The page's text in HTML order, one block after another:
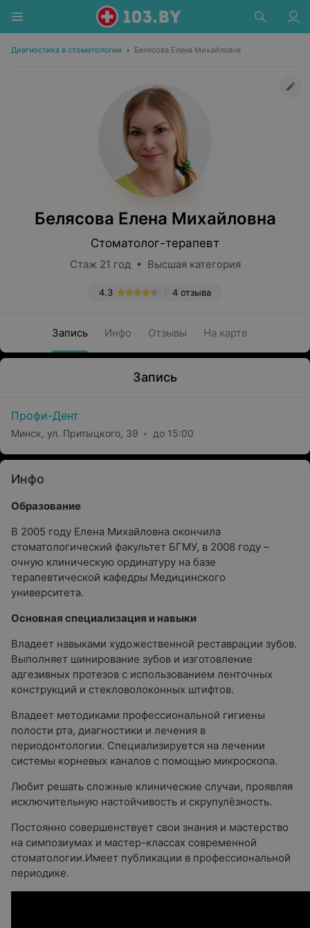
Диагностика в стоматологии • Белясова Елена Михайловна
Белясова Елена Михайловна
Стоматолог-терапевт
Стаж 21 год • Высшая категория
4 отзыва
4.3
Запись Инфо Отзывы На карте
Запись
Профи-Дент
Минск, ул. Притыцкого, 39 до 15:00
Инфо
Образование
В 2005 году Елена Михайловна окончила
стоматологический факультет БГМУ, в 2008 году –
очную клиническую ординатуру на базе
терапевтической кафедры Медицинского
университета.
Основная специализация и навыки
Владеет навыками художественной реставрации зубов.
Выполняет шинирование зубов и изготовление
адгезивных протезов с использованием ленточных
конструкций и стекловолоконных штифтов.
Владеет методиками профессиональной гигиены
полости рта, диагностики и лечения в
периодонтологии. Специализируется на лечении
системы корневых каналов с помощью микроскопа.
Любит решать сложные клинические случаи, проявляя
исключительную настойчивость и скрупулёзность.
Постоянно совершенствует свои знания и мастерство
на симпозиумах и мастер-классах современной
стоматологии.Имеет публикации в профессиональной
периодике.